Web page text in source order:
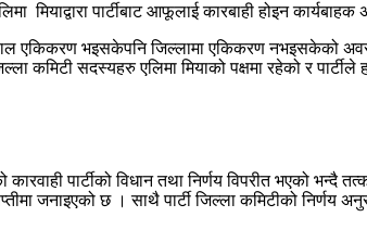
मियाद्वारा पार्टीबाट आफूलाई कारबाही होइन
एकिकरण भइसकेपनि जिल्लामा एकिकरण नभइसकेको
कमिटी सदस्यहरु एलिमा मियाको पक्षमा रहेको र
पार्टीको विधान तथा निर्णय विपरीत भएको भन्दै
जनाइएको छ । साथै पार्टी जिल्ला कमिटीको निर्णय